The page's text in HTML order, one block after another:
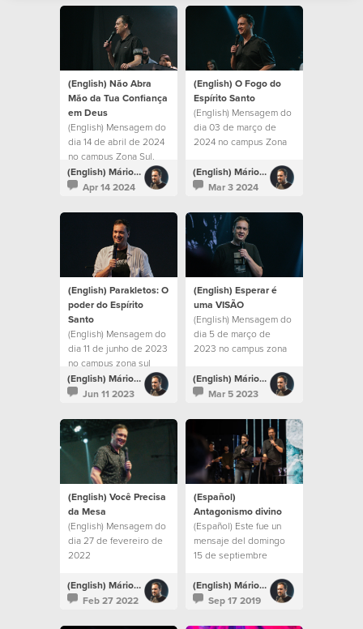
(English) Não Abra
Mão da Tua Confiança
em Deus
(English) Mensagem do
dia 14 de abril de 2024
no campus Zona Sul.
(English) Mário Rui Boto
Apr 14 2024
(English) O Fogo do
Espírito Santo
(English) Mensagem do
dia 03 de março de
2024 no campus Zona
(English) Mário Rui Boto
Mar 3 2024
(English) Parakletos: O
poder do Espírito
Santo
(English) Mensagem do
dia 11 de junho de 2023
no campus zona sul
(English) Mário Rui Boto
Jun 11 2023
(English) Esperar é
uma VISÃO
(English) Mensagem do
dia 5 de março de
2023 no campus zona
(English) Mário Rui Boto
Mar 5 2023
(English) Você Precisa
da Mesa
(English) Mensagem do
dia 27 de fevereiro de
2022
(English) Mário Rui Boto
Feb 27 2022
(Español)
Antagonismo divino
(Español) Este fue un
mensaje del domingo
15 de septiembre
(English) Mário Rui Boto
Sep 17 2019